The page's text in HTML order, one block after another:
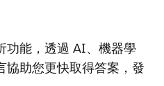
功能，透過 AI、機器學
協助您更快取得答案，發